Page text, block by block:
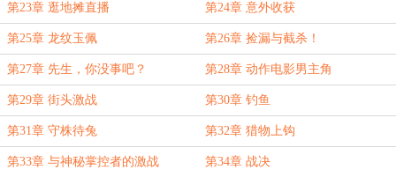
第23章 逛地摊直播 第24章 意外收获
第25章 龙纹玉佩 第26章 捡漏与截杀！
第27章 先生，你没事吧？ 第28章 动作电影男主角
第29章 街头激战 第30章 钓鱼
第31章 守株待兔 第32章 猎物上钩
第33章 与神秘掌控者的激战 第34章 战决